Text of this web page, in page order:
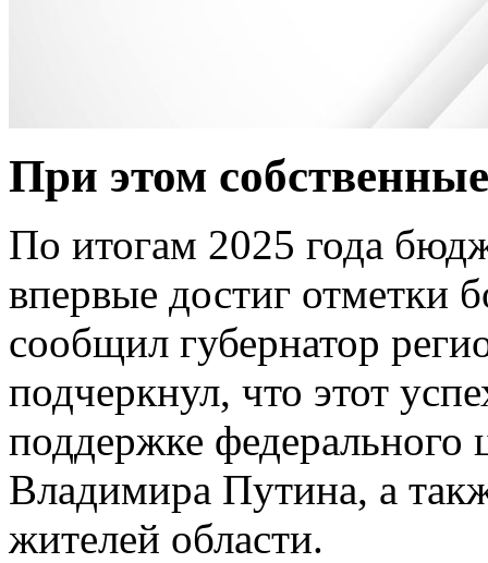
При этом
По итогам 2025 года
впервые достиг отметки
сообщил губернатор
подчеркнул, что этот
поддержке федерального
Владимира Путина, а
жителей области.